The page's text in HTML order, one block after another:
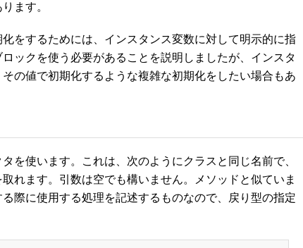
ます。
をするためには、インスタンス変数に対して明示的に指
ックを使う必要があることを説明しましたが、インスタ
の値で初期化するような複雑な初期化をしたい場合もあ
を使います。これは、次のようにクラスと同じ名前で、
れます。引数は空でも構いません。メソッドと似ていま
際に使用する処理を記述するものなので、戻り型の指定